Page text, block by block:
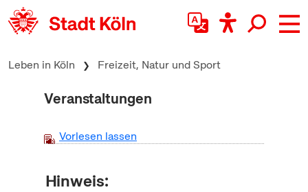
zum Inhalt springen
Leben in Köln Freizeit, Natur und Sport
Veranstaltungen
Vorlesen lassen
Hinweis: